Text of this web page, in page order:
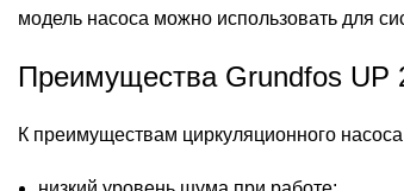
модель насоса можно использовать для
Преимущества Grundfos UP
К преимуществам циркуляционного